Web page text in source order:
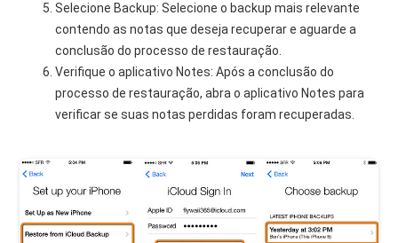
Selecione Backup: Selecione o backup mais relevante
contendo as notas que deseja recuperar e aguarde a
conclusão do processo de restauração.
Verifique o aplicativo Notes: Após a conclusão do
processo de restauração, abra o aplicativo Notes para
verificar se suas notas perdidas foram recuperadas.